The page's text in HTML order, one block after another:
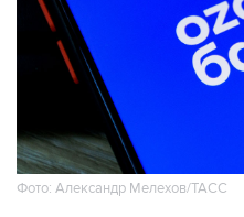
Фото: Александр Мелехов/ТАСС